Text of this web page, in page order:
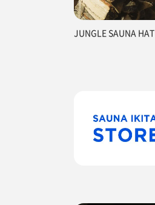
JUNGLE SAUNA HAT